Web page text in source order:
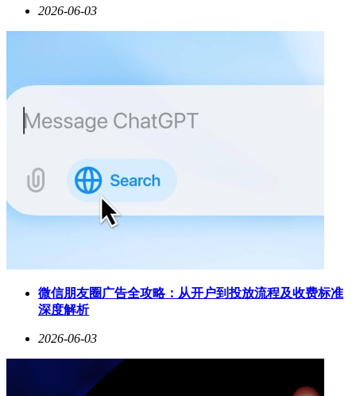
否在商业决策领域开辟出新的技术赛道，正引发行业持续关
2026-06-03
微信朋友圈广告全攻略：从开户到投放流程及收费标准
深度解析
2026-06-03